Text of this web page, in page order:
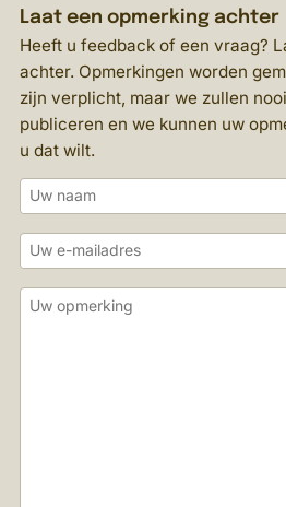
Laat een opmerking achter
Heeft u feedback of een vraag?
achter. Opmerkingen worden
zijn verplicht, maar we zullen
publiceren en we kunnen uw
u dat wilt.